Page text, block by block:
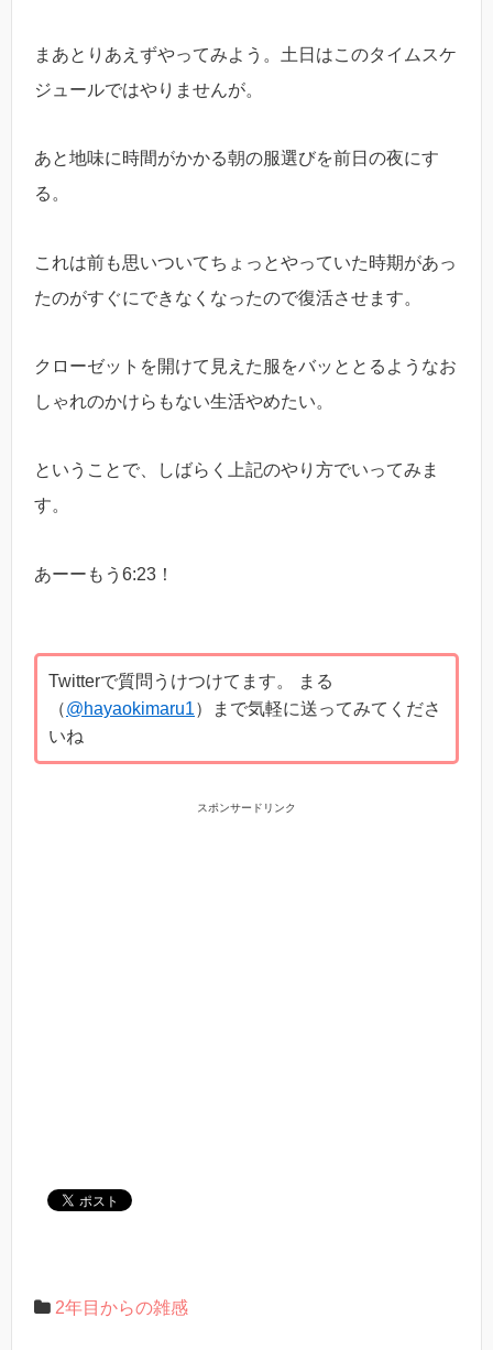
まあとりあえずやってみよう。土日はこのタイムスケ
ジュールではやりませんが。
あと地味に時間がかかる朝の服選びを前日の夜にす
る。
これは前も思いついてちょっとやっていた時期があっ
たのがすぐにできなくなったので復活させます。
クローゼットを開けて見えた服をバッととるようなお
しゃれのかけらもない生活やめたい。
ということで、しばらく上記のやり方でいってみま
す。
あーーもう6:23！
Twitterで質問うけつけてます。 まる
（@hayaokimaru1）まで気軽に送ってみてくださ
いね
スポンサードリンク
2年目からの雑感